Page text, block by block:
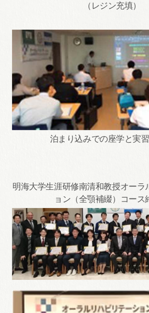
（レジン充填）
泊まり込みでの座学と実
明海大学生涯研修南清和教授オーラ
ョン（全顎補綴）コース